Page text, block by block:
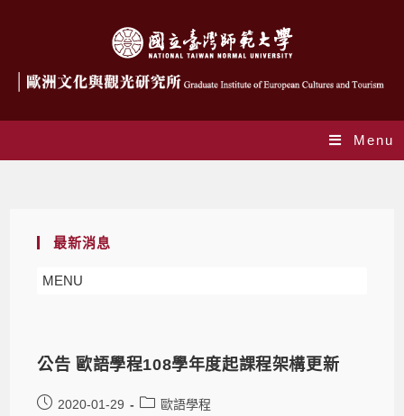
Menu
最新消息
MENU
公告 歐語學程108學年度起課程架構更新
2020-01-29 歐語學程